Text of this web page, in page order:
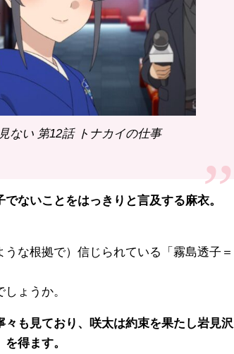
ない 第12話 トナカイの仕事
ないことをはっきりと言及する麻衣。
な根拠で）信じられている「霧島透子＝
ょうか。
も見ており、咲太は約束を果たし岩見沢
得ます。